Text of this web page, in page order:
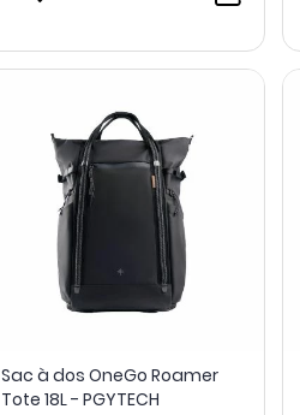
Sac à dos OneGo Roamer
Tote 18L - PGYTECH